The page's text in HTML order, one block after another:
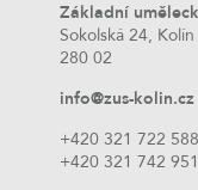
Základní
Sokolská 24, Kolín
280 02
info@zus-kolin.cz
+420 321 722 588
+420 321 742 951